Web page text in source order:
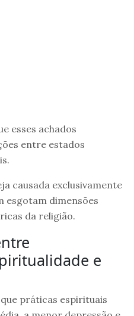
esses achados
entre estados
causada exclusivamente
esgotam dimensões
da religião.
e
práticas espirituais